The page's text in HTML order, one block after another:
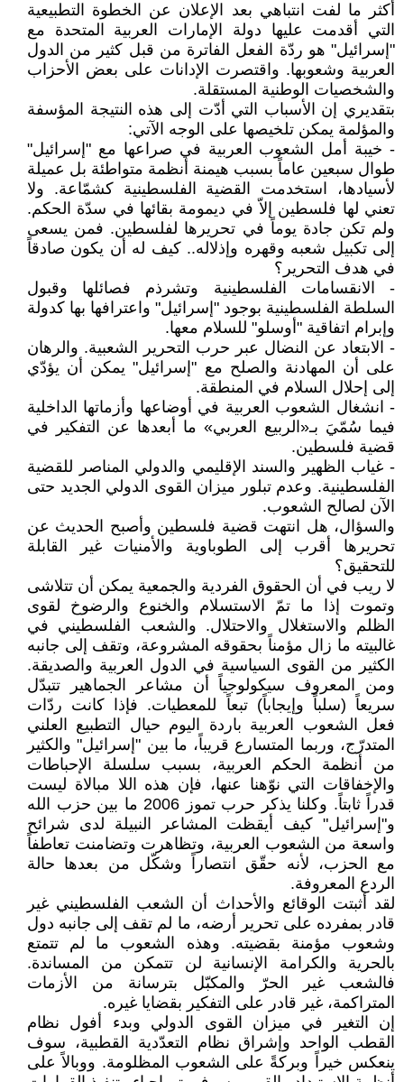
أكثر ما لفت انتباهي بعد الإعلان عن الخطوة التطبيعية
التي أقدمت عليها دولة الإمارات العربية المتحدة مع
"إسرائيل" هو ردّة الفعل الفاترة من قبل كثير من الدول
العربية وشعوبها. واقتصرت الإدانات على بعض الأحزاب
والشخصيات الوطنية المستقلة.
بتقديري إن الأسباب التي أدّت إلى هذه النتيجة المؤسفة
والمؤلمة يمكن تلخيصها على الوجه الآتي:
- خيبة أمل الشعوب العربية في صراعها مع "إسرائيل"
طوال سبعين عاماً بسبب هيمنة أنظمة متواطئة بل عميلة
لأسيادها، استخدمت القضية الفلسطينية كشمّاعة. ولا
تعني لها فلسطين إلاّ في ديمومة بقائها في سدّة الحكم.
ولم تكن جادة يوماً في تحريرها لفلسطين. فمن يسعى
إلى تكبيل شعبه وقهره وإذلاله.. كيف له أن يكون صادقاً
في هدف التحرير؟
- الانقسامات الفلسطينية وتشرذم فصائلها وقبول
السلطة الفلسطينية بوجود "إسرائيل" واعترافها بها كدولة
وإبرام اتفاقية "أوسلو" للسلام معها.
- الابتعاد عن النضال عبر حرب التحرير الشعبية. والرهان
على أن المهادنة والصلح مع "إسرائيل" يمكن أن يؤدّي
إلى إحلال السلام في المنطقة.
- انشغال الشعوب العربية في أوضاعها وأزماتها الداخلية
فيما سُمّيَ بـ«الربيع العربي» ما أبعدها عن التفكير في
قضية فلسطين.
- غياب الظهير والسند الإقليمي والدولي المناصر للقضية
الفلسطينية. وعدم تبلور ميزان القوى الدولي الجديد حتى
الآن لصالح الشعوب.
والسؤال، هل انتهت قضية فلسطين وأصبح الحديث عن
تحريرها أقرب إلى الطوباوية والأمنيات غير القابلة
للتحقيق؟
لا ريب في أن الحقوق الفردية والجمعية يمكن أن تتلاشى
وتموت إذا ما تمّ الاستسلام والخنوع والرضوخ لقوى
الظلم والاستغلال والاحتلال. والشعب الفلسطيني في
غالبيته ما زال مؤمناً بحقوقه المشروعة، وتقف إلى جانبه
الكثير من القوى السياسية في الدول العربية والصديقة.
ومن المعروف سيكولوجياً أن مشاعر الجماهير تتبدّل
سريعاً (سلباً وإيجاباً) تبعاً للمعطيات. فإذا كانت ردّات
فعل الشعوب العربية باردة اليوم حيال التطبيع العلني
المتدرّج، وربما المتسارع قريباً، ما بين "إسرائيل" والكثير
من أنظمة الحكم العربية، بسبب سلسلة الإحباطات
والإخفاقات التي نوّهنا عنها، فإن هذه اللا مبالاة ليست
قدراً ثابتاً. وكلنا يذكر حرب تموز 2006 ما بين حزب الله
و"إسرائيل" كيف أيقظت المشاعر النبيلة لدى شرائح
واسعة من الشعوب العربية، وتظاهرت وتضامنت تعاطفاً
مع الحزب، لأنه حقّق انتصاراً وشكّل من بعدها حالة
الردع المعروفة.
لقد أثبتت الوقائع والأحداث أن الشعب الفلسطيني غير
قادر بمفرده على تحرير أرضه، ما لم تقف إلى جانبه دول
وشعوب مؤمنة بقضيته. وهذه الشعوب ما لم تتمتع
بالحرية والكرامة الإنسانية لن تتمكن من المساندة.
فالشعب غير الحرّ والمكبّل بترسانة من الأزمات
المتراكمة، غير قادر على التفكير بقضايا غيره.
إن التغير في ميزان القوى الدولي وبدء أفول نظام
القطب الواحد وإشراق نظام التعدّدية القطبية، سوف
ينعكس خيراً وبركةً على الشعوب المظلومة. ووبالاً على